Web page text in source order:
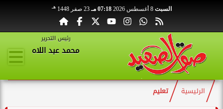
السبت 8 أغسطس 2026 07:18 مـ 23 صفر 1448 هـ
رئيس التحرير
محمد عبد اللاه
الرئيسية تعليم